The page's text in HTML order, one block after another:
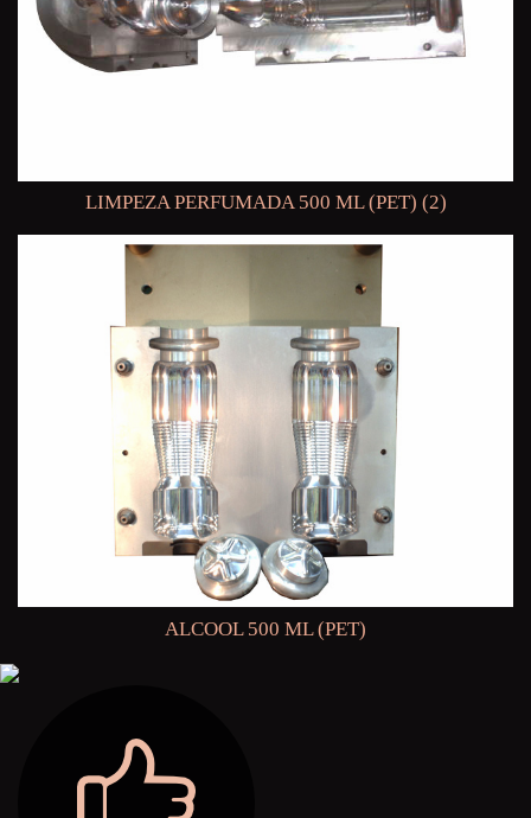
LIMPEZA PERFUMADA 500 ML (PET) (2)
ALCOOL 500 ML (PET)